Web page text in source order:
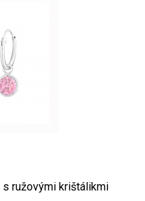
s ružovými krištálikmi